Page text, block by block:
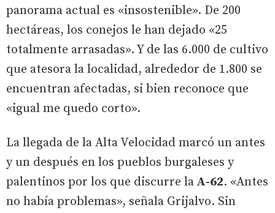
panorama actual es «insostenible». De 200
hectáreas, los conejos le han dejado «25
totalmente arrasadas». Y de las 6.000 de cultivo
que atesora la localidad, alrededor de 1.800 se
encuentran afectadas, si bien reconoce que
«igual me quedo corto».
La llegada de la Alta Velocidad marcó un antes
y un después en los pueblos burgaleses y
palentinos por los que discurre la A-62. «Antes
no había problemas», señala Grijalvo. Sin